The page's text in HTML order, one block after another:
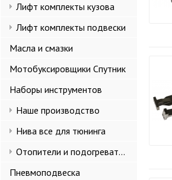
Лифт комплекты кузова
Лифт комплекты подвески
Масла и смазки
Мотобуксировщики Спутник
Наборы инструментов
Наше производство
Нива все для тюнинга
Отопители и подогреватели
Пневмоподвеска